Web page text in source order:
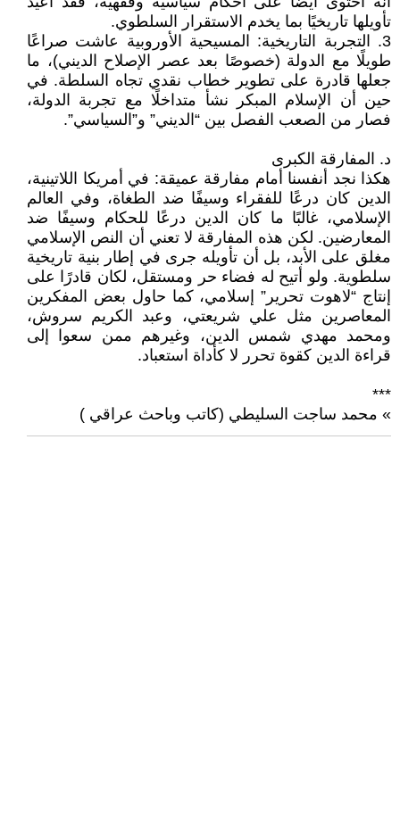
تأويلها تاريخيًا بما يخدم الاستقرار السلطوي.
3. التجربة التاريخية: المسيحية الأوروبية عاشت صراعًا
طويلًا مع الدولة (خصوصًا بعد عصر الإصلاح الديني)، ما
جعلها قادرة على تطوير خطاب نقدي تجاه السلطة. في
حين أن الإسلام المبكر نشأ متداخلًا مع تجربة الدولة،
فصار من الصعب الفصل بين “الديني” و”السياسي”.
د. المفارقة الكبرى
هكذا نجد أنفسنا أمام مفارقة عميقة: في أمريكا اللاتينية،
الدين كان درعًا للفقراء وسيفًا ضد الطغاة، وفي العالم
الإسلامي، غالبًا ما كان الدين درعًا للحكام وسيفًا ضد
المعارضين. لكن هذه المفارقة لا تعني أن النص الإسلامي
مغلق على الأبد، بل أن تأويله جرى في إطار بنية تاريخية
سلطوية. ولو أتيح له فضاء حر ومستقل، لكان قادرًا على
إنتاج “لاهوت تحرير” إسلامي، كما حاول بعض المفكرين
المعاصرين مثل علي شريعتي، وعبد الكريم سروش،
ومحمد مهدي شمس الدين، وغيرهم ممن سعوا إلى
قراءة الدين كقوة تحرر لا كأداة استعباد.
***
» محمد ساجت السليطي (كاتب وباحث عراقي )